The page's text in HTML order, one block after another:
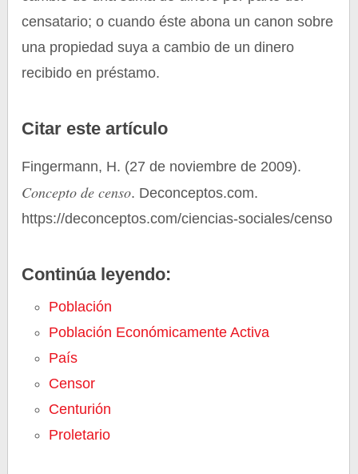
censatario; o cuando éste abona un canon sobre
una propiedad suya a cambio de un dinero
recibido en préstamo.
Citar este artículo
Fingermann, H. (27 de noviembre de 2009).
Concepto de censo. Deconceptos.com.
https://deconceptos.com/ciencias-sociales/censo
Continúa leyendo:
Población
Población Económicamente Activa
País
Censor
Centurión
Proletario